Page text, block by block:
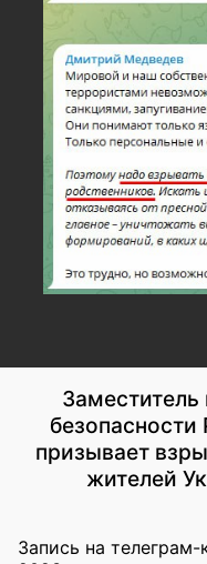
Заместитель
призывает
жителей
Запись на